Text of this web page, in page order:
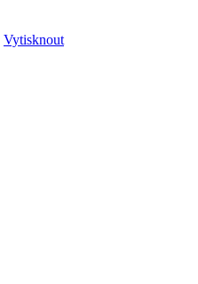
Vytisknout